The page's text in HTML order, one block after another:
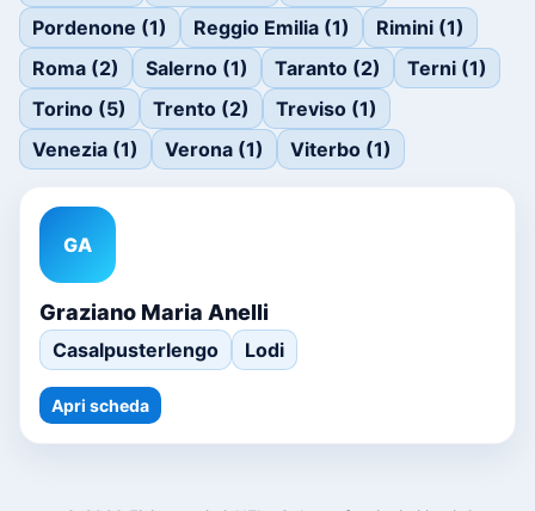
Pordenone (1)
Reggio Emilia (1)
Rimini (1)
Roma (2)
Salerno (1) Taranto (2)
Terni (1)
Torino (5)
Trento (2)
Treviso (1)
Venezia (1)
Verona (1) Viterbo (1)
GA
Graziano Maria Anelli
Casalpusterlengo Lodi
Apri scheda